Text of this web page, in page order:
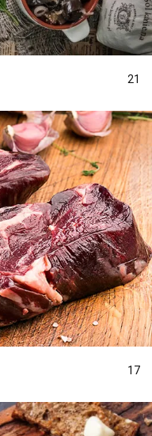
21
17